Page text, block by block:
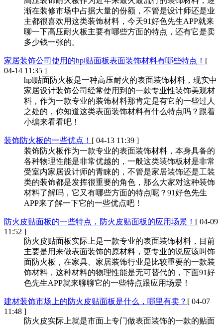
渐在装修市场中占据大量的份额，不管是设计师还是业
主都很喜欢用这类装饰材料，今天91好色先生APP就来
聊一下高压耐火板主要有哪些方面的特点，还有它是卖
多少钱一张的。
家居装饰公司使用的hpl贴面板表面装饰材料有哪些特点！ [
04-14 11:35 ]
hpl贴面防火板是一种高压耐火的表面装饰材料，现实中
家居设计装饰公司经常使用到的一款专业性装饰美观材
料，作为一款专业的装饰材料那肯定是有它的一些过人
之处的，你知道这类表面装饰材料有什么特点吗？跟着
小编来看看吧！
装饰防火板的一些优点！ [ 04-13 11:39 ]
装饰防火板作为一款专业的表面装饰材料，本身具备的
各种物理性能是非常优越的，一般这类装饰板材是非常
受室内家居设计师的青睐的，不管是家居装饰还是工装
类的装饰都是发挥很重要的角色，那么大家对这种装饰
材料了解吗，它又有哪些方面的特点呢？91好色先生
APP来了解一下它的一些优点吧！
防火皮贴面板的一些特点，防火皮贴面板的应用场景！ [ 04-09
11:52 ]
防火皮贴面板实际上是一款专业的表面装饰材料，目前
主要是用来做表面装饰的原材料，更专业的说应该叫饰
面防火板，在家具、家居装饰行业是比较重要的一款装
饰材料，这种材料的物理性能是无可替代的，下面91好
色先生APP就来聊聊它的一些特点跟应用场景！
建材装饰市场上的防火皮贴面板是什么，哪里有卖？ [ 04-07
11:48 ]
防火皮实际上就是市面上专门做表面装饰的一款的贴面